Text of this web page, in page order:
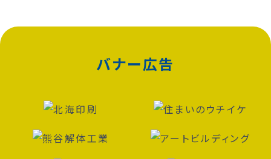
バナー広告